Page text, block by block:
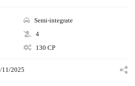
Semi-integrate
4
130 CP
11/2025